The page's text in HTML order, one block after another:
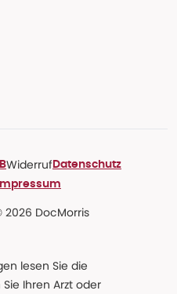
Widerruf Datenschutz
Impressum
2026 DocMorris
lesen Sie die
Ihren Arzt oder